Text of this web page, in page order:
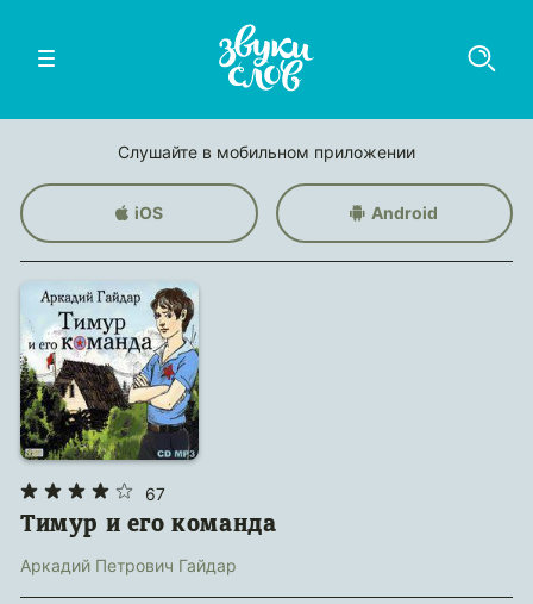
Слушайте в мобильном приложении
iOS Android
67
Тимур и его команда
Аркадий Петрович Гайдар